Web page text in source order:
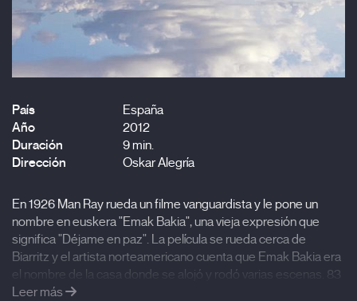
País
España
Año
2012
Duración
9 min.
Dirección
Oskar Alegría
En 1926 Man Ray rueda un filme vanguardista y le pone un
nombre en euskera "Emak Bakia", una vieja expresión que
significa "Déjame en paz". La película se rueda cerca de
Biarritz y el artista norteamericano cuenta que Emak Bakia era
el nombre de la casa donde se alojó y rodó varias escenas. 83
años después, Oskar Alegria inicia un viaje por la costa vasca
Leer más